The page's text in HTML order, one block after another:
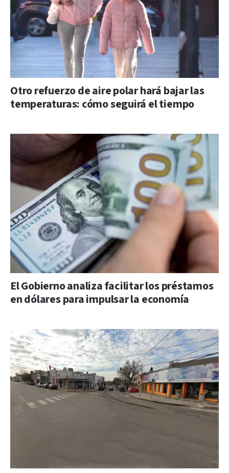
Otro refuerzo de aire polar hará bajar las
temperaturas: cómo seguirá el tiempo
El Gobierno analiza facilitar los préstamos
en dólares para impulsar la economía